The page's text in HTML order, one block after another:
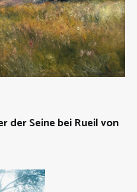
der Seine bei Rueil von